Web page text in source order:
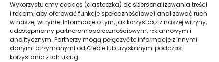
Wykorzystujemy cookies (ciasteczka) do spersonalizowania treści
i reklam, aby oferować funkcje społecznościowe i analizować ruch
w naszej witrynie. Informacje o tym, jak korzystasz z naszej witryny,
udostępniamy partnerom społecznościowym, reklamowym i
analitycznym. Partnerzy mogą połączyć te informacje z innymi
danymi otrzymanymi od Ciebie lub uzyskanymi podczas
korzystania z ich usług.
Kategoria: studia I stopnia i jednolite studia
magisterskie